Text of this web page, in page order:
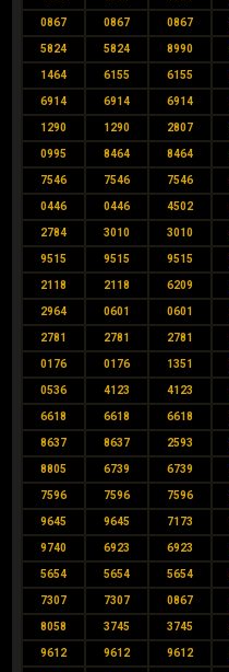
0867 0867 0867
5824 5824 8990
1464 6155 6155
6914 6914 6914
1290 1290 2807
0995 8464 8464
7546 7546 7546
0446 0446 4502
2784 3010 3010
9515 9515 9515
2118 2118 6209
2964 0601 0601
2781 2781 2781
0176 0176 1351
0536 4123 4123
6618 6618 6618
8637 8637 2593
8805 6739 6739
7596 7596 7596
9645 9645 7173
9740 6923 6923
5654 5654 5654
7307 7307 0867
8058 3745 3745
9612 9612 9612